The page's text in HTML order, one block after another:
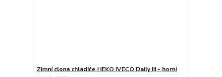
Zimní clona chladiče HEKO IVECO Daily III - horní